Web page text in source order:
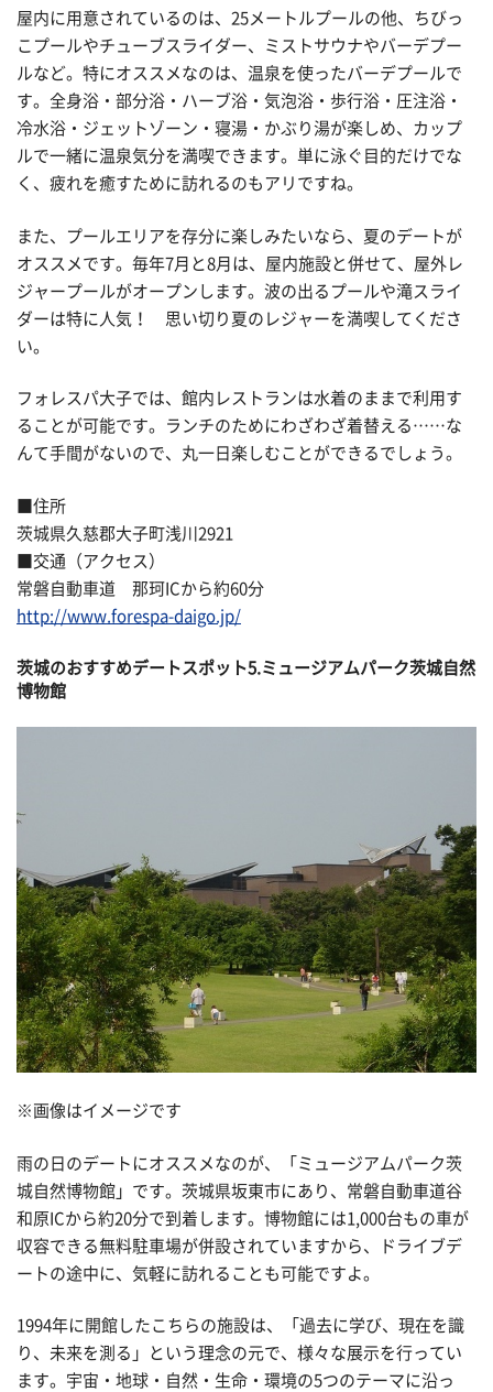
屋内に用意されているのは、25メートルプールの他、ちびっ
こプールやチューブスライダー、ミストサウナやバーデプー
ルなど。特にオススメなのは、温泉を使ったバーデプールで
す。全身浴・部分浴・ハーブ浴・気泡浴・歩行浴・圧注浴・
冷水浴・ジェットゾーン・寝湯・かぶり湯が楽しめ、カップ
ルで一緒に温泉気分を満喫できます。単に泳ぐ目的だけでな
く、疲れを癒すために訪れるのもアリですね。
また、プールエリアを存分に楽しみたいなら、夏のデートが
オススメです。毎年7月と8月は、屋内施設と併せて、屋外レ
ジャープールがオープンします。波の出るプールや滝スライ
ダーは特に人気！ 思い切り夏のレジャーを満喫してくださ
い。
フォレスパ大子では、館内レストランは水着のままで利用す
ることが可能です。ランチのためにわざわざ着替える……な
んて手間がないので、丸一日楽しむことができるでしょう。
■住所
茨城県久慈郡大子町浅川2921
■交通（アクセス）
常磐自動車道 那珂ICから約60分
http://www.forespa-daigo.jp/
茨城のおすすめデートスポット5.ミュージアムパーク茨城自然
博物館
※画像はイメージです
雨の日のデートにオススメなのが、「ミュージアムパーク茨
城自然博物館」です。茨城県坂東市にあり、常磐自動車道谷
和原ICから約20分で到着します。博物館には1,000台もの車が
収容できる無料駐車場が併設されていますから、ドライブデ
ートの途中に、気軽に訪れることも可能ですよ。
1994年に開館したこちらの施設は、「過去に学び、現在を識
り、未来を測る」という理念の元で、様々な展示を行ってい
ます。宇宙・地球・自然・生命・環境の5つのテーマに沿っ